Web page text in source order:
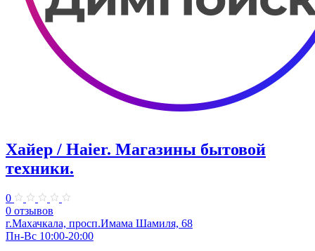
Хайер / Haier. Магазины бытовой
техники.
0
0 отзывов
г.Махачкала, просп.Имама Шамиля, 68
Пн-Вс 10:00-20:00